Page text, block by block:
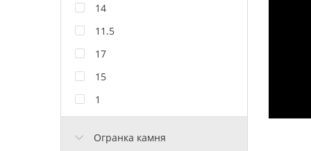
14
11.5
17
15
1
Огранка камня